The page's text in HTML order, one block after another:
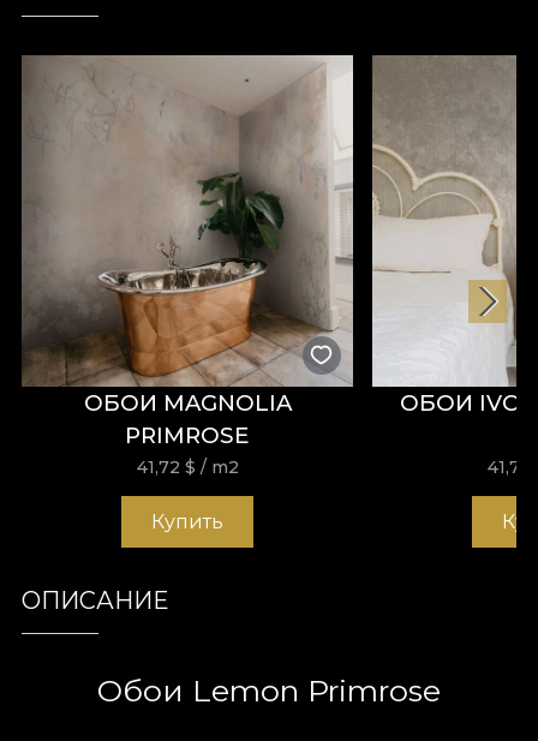
ОБОИ MAGNOLIA
PRIMROSE
41,72 $ / m2
Купить
ОБОИ
41,72
ОПИСАНИЕ
Обои Lemon Primrose